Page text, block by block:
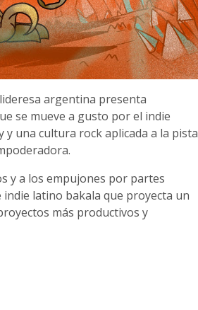
argentina presenta
se mueve a gusto por el indie
y una cultura rock aplicada a la pista
y a los empujones por partes
indie latino bakala que proyecta un
más productivos y